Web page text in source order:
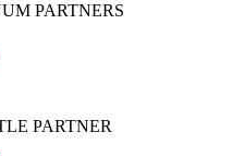
PARTNERS
PARTNER